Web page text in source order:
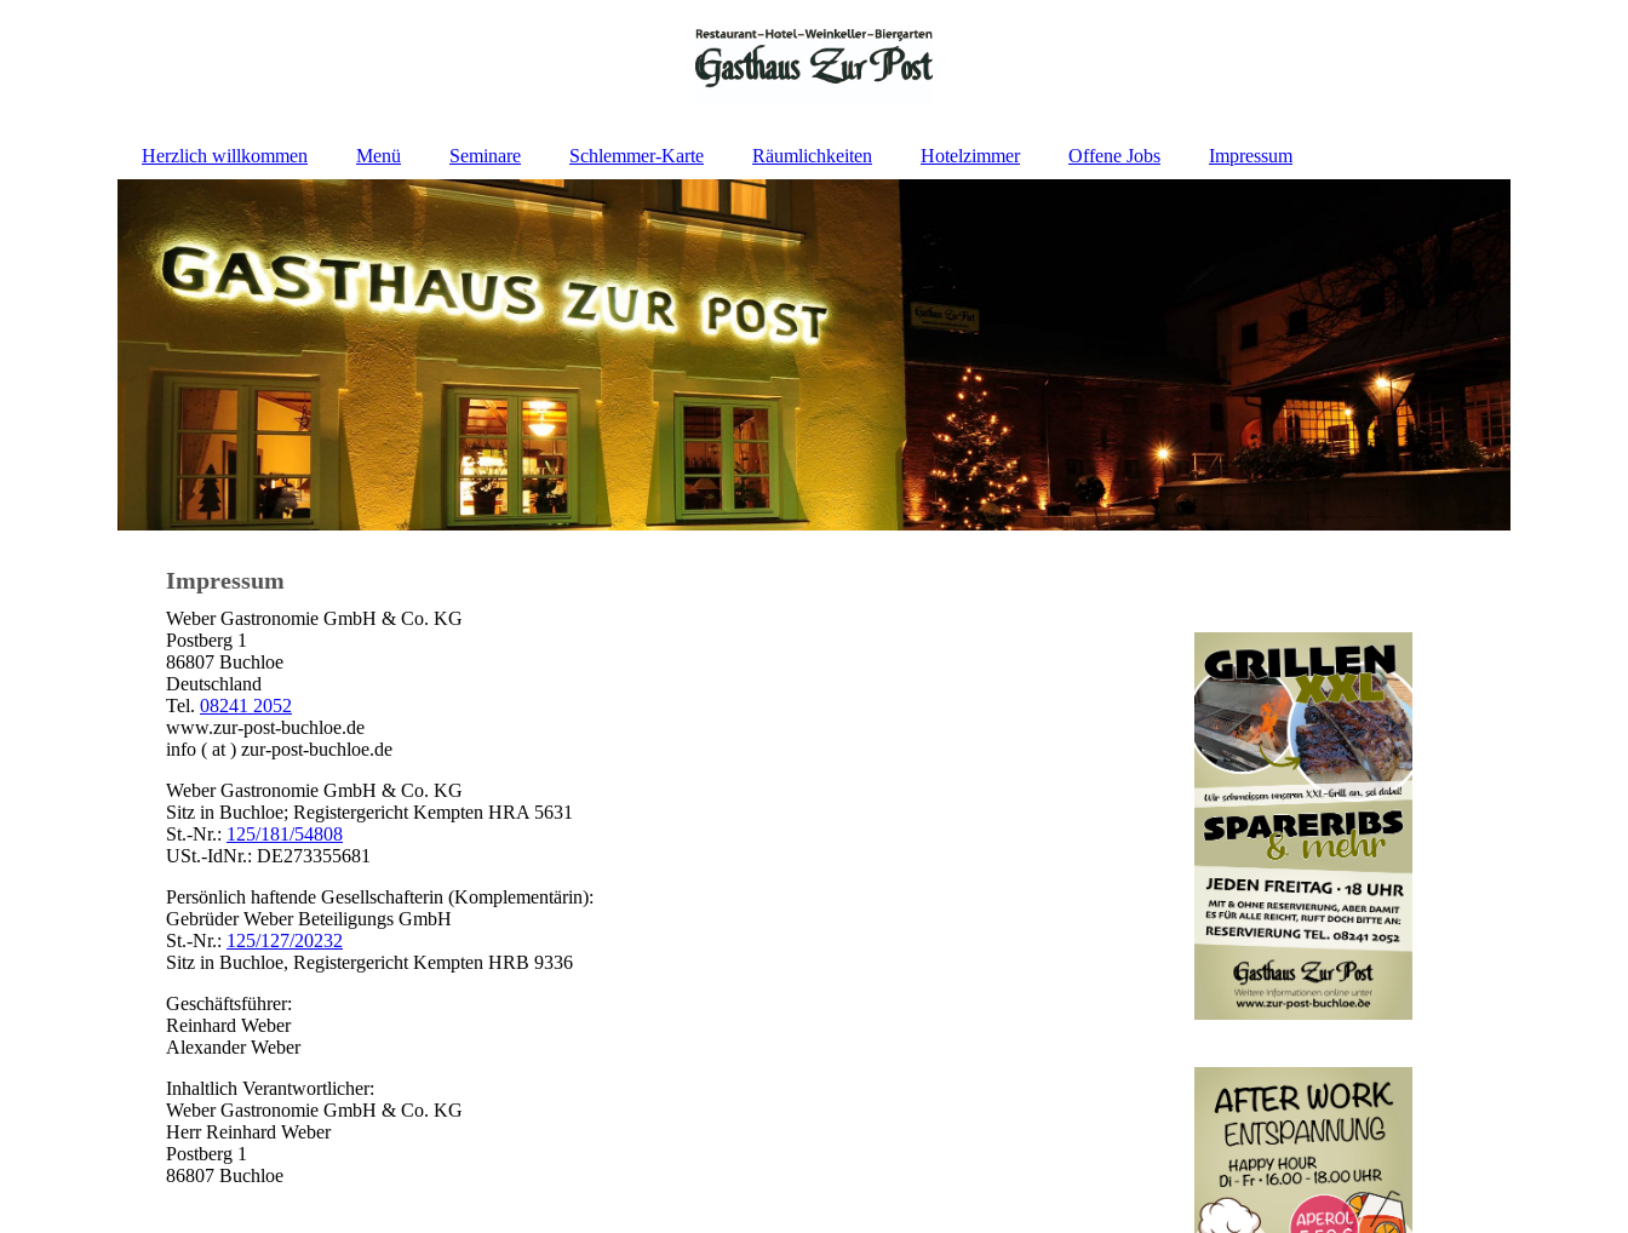
Herzlich willkommen Menü Seminare Schlemmer-Karte Räumlichkeiten Hotelzimmer Offene Jobs Impressum
Impressum
Weber Gastronomie GmbH & Co. KG
Postberg 1
86807 Buchloe
Deutschland
Tel. 08241 2052
www.zur-post-buchloe.de
info ( at ) zur-post-buchloe.de
Weber Gastronomie GmbH & Co. KG
Sitz in Buchloe; Registergericht Kempten HRA 5631
St.-Nr.: 125/181/54808
USt.-IdNr.: DE273355681
Persönlich haftende Gesellschafterin (Komplementärin):
Gebrüder Weber Beteiligungs GmbH
St.-Nr.: 125/127/20232
Sitz in Buchloe, Registergericht Kempten HRB 9336
Geschäftsführer:
Reinhard Weber
Alexander Weber
Inhaltlich Verantwortlicher:
Weber Gastronomie GmbH & Co. KG
Herr Reinhard Weber
Postberg 1
86807 Buchloe